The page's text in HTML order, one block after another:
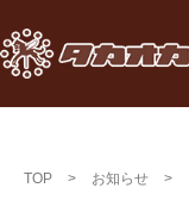
TOP > お知らせ >